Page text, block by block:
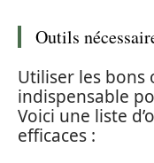
Outils
Utiliser les bons
indispensable
Voici une liste
efficaces :